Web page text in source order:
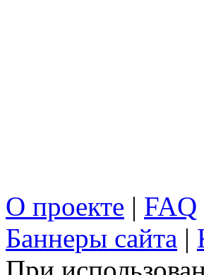
О проекте | FAQ
Баннеры сайта |